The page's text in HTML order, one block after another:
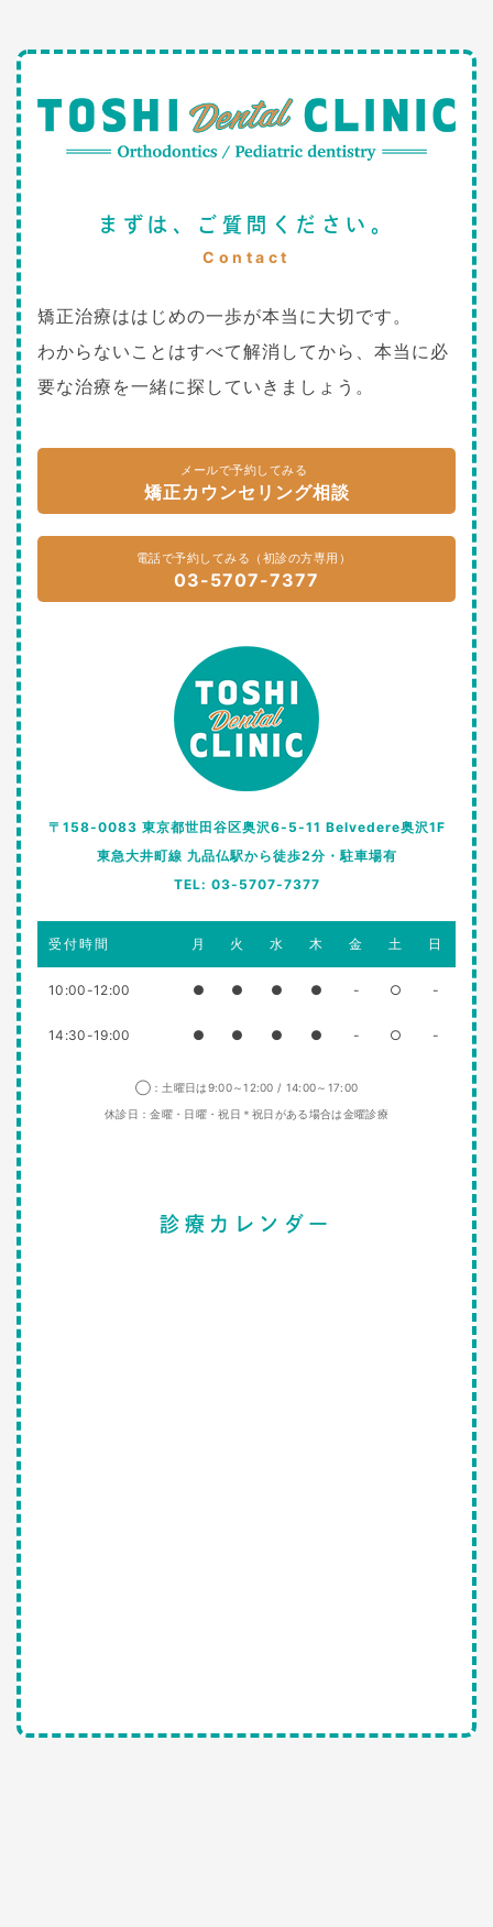
まずは、ご質問ください。
Contact
矯正治療ははじめの一歩が本当に大切です。
わからないことはすべて解消してから、本当に必
要な治療を一緒に探していきましょう。
メールで予約してみる
矯正カウンセリング相談
電話で予約してみる（初診の方専用）
03-5707-7377
〒158-0083 東京都世田谷区奥沢6-5-11 Belvedere奥沢1F
東急大井町線 九品仏駅から徒歩2分・駐車場有
TEL: 03-5707-7377
受付時間 月 火 水 木 金 土 日
10:00-12:00 ● ● ● ● - ○ -
14:30-19:00 ● ● ● ● - ○ -
◯：土曜日は9:00～12:00 / 14:00～17:00
休診日：金曜・日曜・祝日＊祝日がある場合は金曜診療
診療カレンダー